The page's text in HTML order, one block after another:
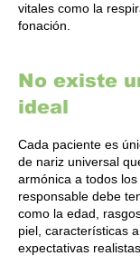
vitales como la
fonación.
No existe
ideal
Cada paciente es
de nariz universal
armónica a todos
responsable debe
como la edad,
piel, características
expectativas